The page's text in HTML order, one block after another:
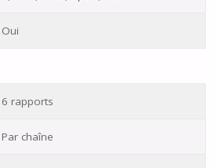
Oui
6 rapports
Par chaîne